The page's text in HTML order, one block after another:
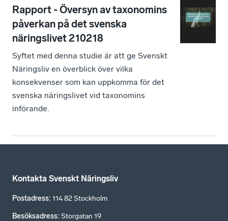
Rapport - Översyn av taxonomins
påverkan på det svenska
näringslivet 210218
Syftet med denna studie är att ge Svenskt
Näringsliv en överblick över vilka
konsekvenser som kan uppkomma för det
svenska näringslivet vid taxonomins
införande.
Kontakta Svenskt Näringsliv
Postadress: 114 82 Stockholm
Besöksadress: Storgatan 19